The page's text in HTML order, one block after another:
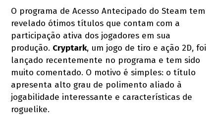
O programa de Acesso Antecipado do Steam tem
revelado ótimos títulos que contam com a
participação ativa dos jogadores em sua
produção. Cryptark, um jogo de tiro e ação 2D, foi
lançado recentemente no programa e tem sido
muito comentado. O motivo é simples: o título
apresenta alto grau de polimento aliado à
jogabilidade interessante e características de
roguelike.